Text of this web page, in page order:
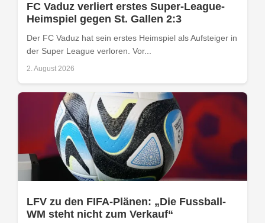
FC Vaduz verliert erstes Super-League-
Heimspiel gegen St. Gallen 2:3
Der FC Vaduz hat sein erstes Heimspiel als Aufsteiger in
der Super League verloren. Vor...
2. August 2026
LFV zu den FIFA-Plänen: „Die Fussball-
WM steht nicht zum Verkauf“